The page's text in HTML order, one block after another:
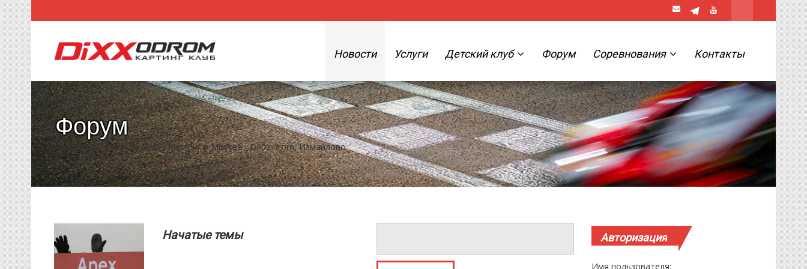
Новости Услуги Детский клуб Форум Соревнования Контакты
Форум
Темы пользователя Alexey Картинг в Москве - DiXXodrom, Измайлово
Начатые темы Авторизация
Имя пользователя: